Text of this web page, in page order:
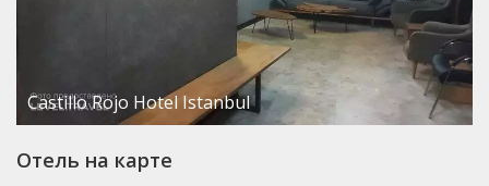
Castillo Rojo Hotel Istanbul
Отель на карте